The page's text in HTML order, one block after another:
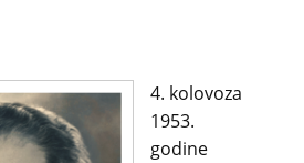
4. kolovoza
1953.
godine